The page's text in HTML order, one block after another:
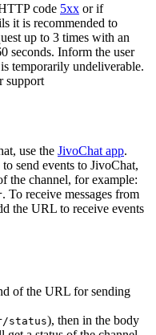
code 5xx or if
it is recommended to
up to 3 times with an
seconds. Inform the user
temporarily undeliverable.
support
use the JivoChat app.
send events to JivoChat,
the channel, for example:
. To receive messages from
the URL to receive events
of the URL for sending
status), then in the body